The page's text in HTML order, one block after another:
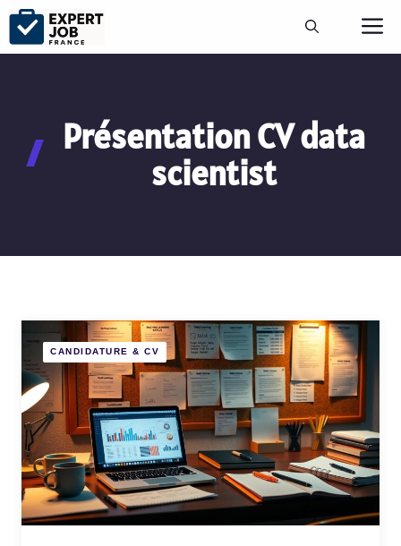
Aller
contenu
Présentation CV data
scientist
CANDIDATURE & CV